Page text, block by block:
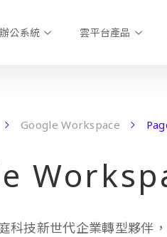
公系統 雲平台產品
Google Workspace
技新世代企業轉型夥伴